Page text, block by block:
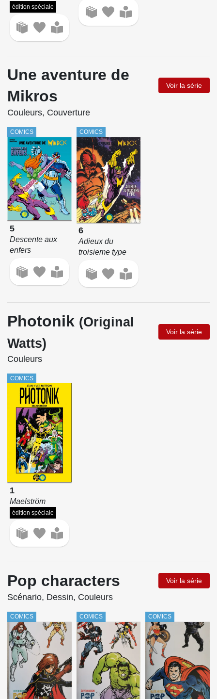
édition spéciale
Une aventure de
Mikros
Voir la série
Couleurs, Couverture
COMICS
5
Descente aux
enfers
COMICS
6
Adieux du
troisieme type
Photonik (Original
Watts)
Voir la série
Couleurs
COMICS
1
Maelström
édition spéciale
Pop characters Voir la série
Scénario, Dessin, Couleurs
COMICS COMICS COMICS